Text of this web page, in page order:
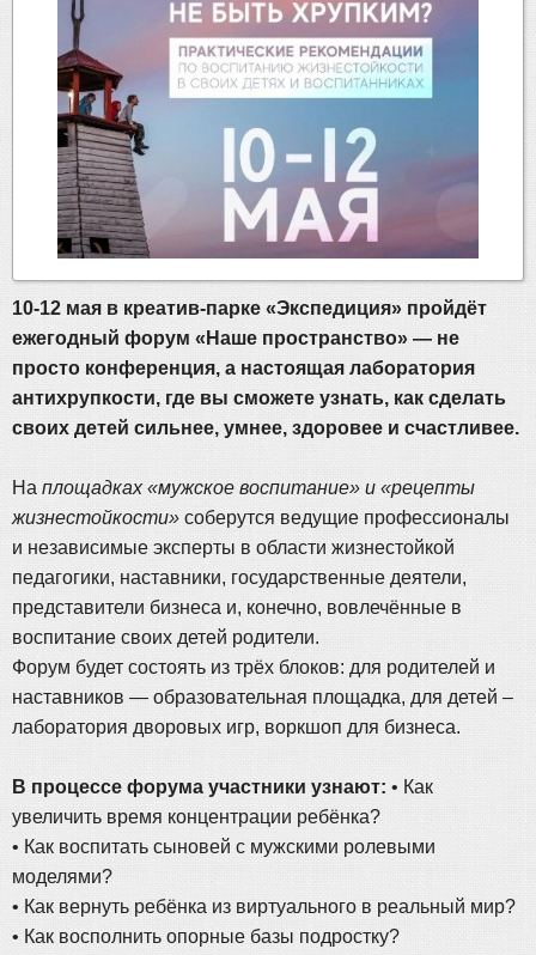
10-12 мая в креатив-парке «Экспедиция» пройдёт
ежегодный форум «Наше пространство» — не
просто конференция, а настоящая лаборатория
антихрупкости, где вы сможете узнать, как cделать
своих детей сильнее, умнее, здоровее и счастливее.
На площадках «мужское воспитание» и «рецепты
жизнестойкости» соберутся ведущие профессионалы
и независимые эксперты в области жизнестойкой
педагогики, наставники, государственные деятели,
представители бизнеса и, конечно, вовлечённые в
воспитание своих детей родители.
Форум будет состоять из трёх блоков: для родителей и
наставников — образовательная площадка, для детей –
лаборатория дворовых игр, воркшоп для бизнеса.
В процессе форума участники узнают: • Как
увеличить время концентрации ребёнка?
• Как воспитать сыновей с мужскими ролевыми
моделями?
• Как вернуть ребёнка из виртуального в реальный мир?
• Как восполнить опорные базы подростку?